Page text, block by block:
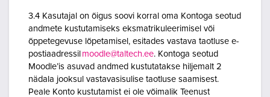
3.4 Kasutajal on õigus soovi korral oma Kontoga seotud
andmete kustutamiseks eksmatrikuleerimisel või
õppetegevuse lõpetamisel, esitades vastava taotluse e-
postiaadressil moodle@taltech.ee. Kontoga seotud
Moodle’is asuvad andmed kustutatakse hiljemalt 2
nädala jooksul vastavasisulise taotluse saamisest.
Peale Konto kustutamist ei ole võimalik Teenust